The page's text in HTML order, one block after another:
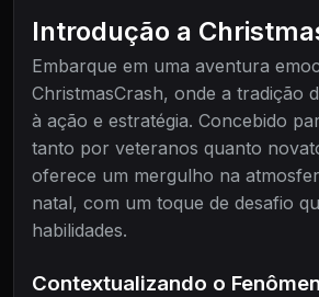
Introdução a
Embarque em uma aventura
ChristmasCrash, onde a tradição
à ação e estratégia. Concebido
tanto por veteranos quanto
oferece um mergulho na
natal, com um toque de desafio
habilidades.
Contextualizando o